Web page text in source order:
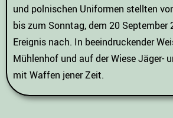
und polnischen Uniformen stellten
bis zum Sonntag, dem 20 September
Ereignis nach. In beeindruckender
Mühlenhof und auf der Wiese Jäger-
mit Waffen jener Zeit.